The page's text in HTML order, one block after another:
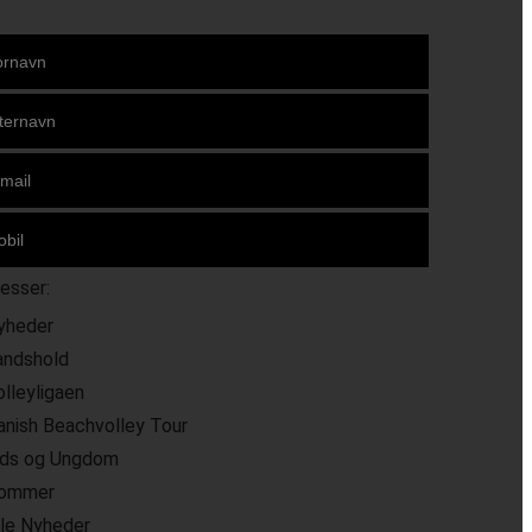
Beachvolley Tour
og Ungdom
Nyheder